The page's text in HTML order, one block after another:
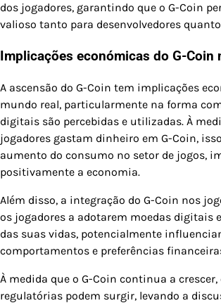
dos jogadores, garantindo que o G-Coin
valioso tanto para desenvolvedores
Implicações económicas do G-Coin
A ascensão do G-Coin tem implicações
mundo real, particularmente na forma
digitais são percebidas e utilizadas. À
jogadores gastam dinheiro em G-Coin,
aumento do consumo no setor de jogos,
positivamente a economia.
Além disso, a integração do G-Coin nos
os jogadores a adotarem moedas digitais
das suas vidas, potencialmente
comportamentos e preferências
À medida que o G-Coin continua a
regulatórias podem surgir, levando a